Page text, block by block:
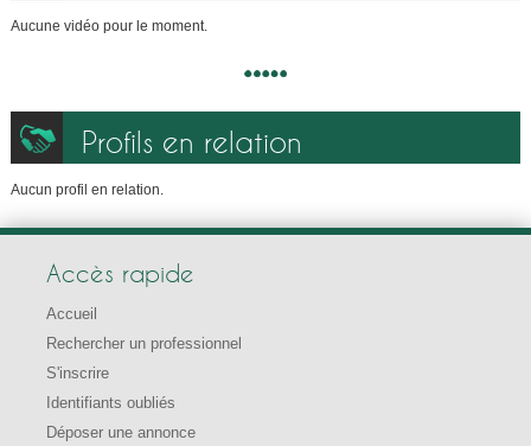
Aucune vidéo pour le moment.
Profils en relation
Aucun profil en relation.
Accès rapide
Accueil
Rechercher un professionnel
S'inscrire
Identifiants oubliés
Déposer une annonce